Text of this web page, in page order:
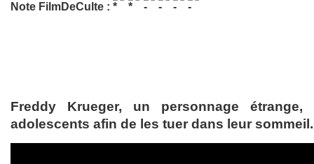
Note FilmDeCulte :
Freddy Krueger, un personnage
adolescents afin de les tuer dans leur sommeil.